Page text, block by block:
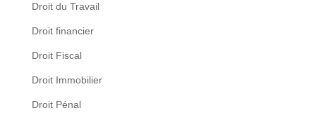
Droit du Travail
Droit financier
Droit Fiscal
Droit Immobilier
Droit Pénal